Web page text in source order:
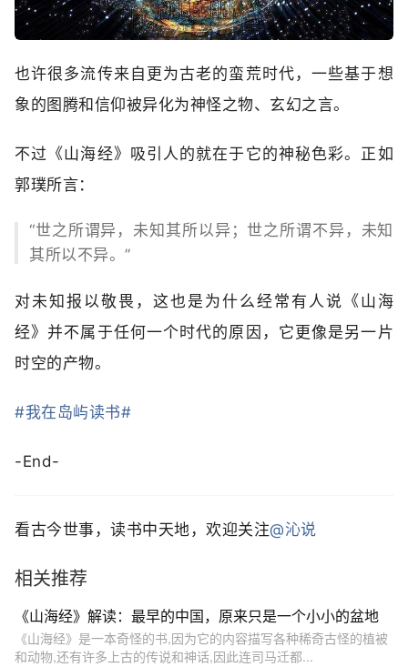
也许很多流传来自更为古老的蛮荒时代，一些基于想
象的图腾和信仰被异化为神怪之物、玄幻之言。
不过《山海经》吸引人的就在于它的神秘色彩。正如
郭璞所言：
“世之所谓异，未知其所以异；世之所谓不异，未知
其所以不异。”
对未知报以敬畏，这也是为什么经常有人说《山海
经》并不属于任何一个时代的原因，它更像是另一片
时空的产物。
#我在岛屿读书#
-End-
看古今世事，读书中天地，欢迎关注@沁说
相关推荐
《山海经》解读：最早的中国，原来只是一个小小的盆地
《山海经》是一本奇怪的书,因为它的内容描写各种稀奇古怪的植被
和动物,还有许多上古的传说和神话,因此连司马迁都...